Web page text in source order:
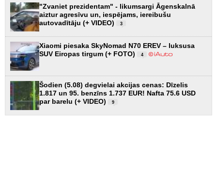
"Zvaniet prezidentam" - likumsargi Āgenskalnā
aiztur agresīvu un, iespējams, iereibušu
autovadītāju (+ VIDEO)
3
Xiaomi piesaka SkyNomad N70 EREV – luksusa
SUV Eiropas tirgum (+ FOTO)
4
Šodien (5.08) degvielai akcijas cenas: Dīzelis
1.817 un 95. benzīns 1.737 EUR! Nafta 75.6 USD
par barelu (+ VIDEO)
9